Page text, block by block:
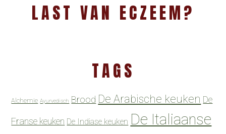
LAST VAN ECZEEM?
TAGS
Alchemie Ayurvedisch Brood De Arabische keuken De
Franse keuken De Indiase keuken De Italiaanse